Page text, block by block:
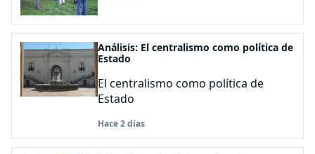
Análisis: El centralismo como política de
Estado
El centralismo como política de
Estado
Hace 2 días